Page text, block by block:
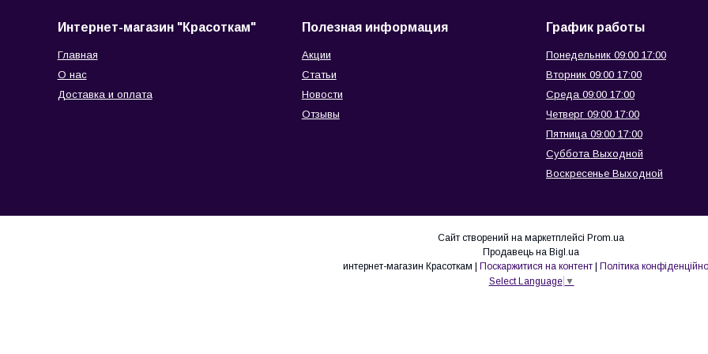
Интернет-магазин "Красоткам"
Главная
О нас
Доставка и оплата
Полезная информация
Акции
Статьи
Новости
Отзывы
График работы
Понедельник 09:00 17:00
Вторник 09:00 17:00
Среда 09:00 17:00
Четверг 09:00 17:00
Пятница 09:00 17:00
Суббота Выходной
Воскресенье Выходной
Сайт створений на маркетплейсі Prom.ua
Продавець на Bigl.ua
интернет-магазин Красоткам | Поскаржитися на контент | Політика
Select Language ▼